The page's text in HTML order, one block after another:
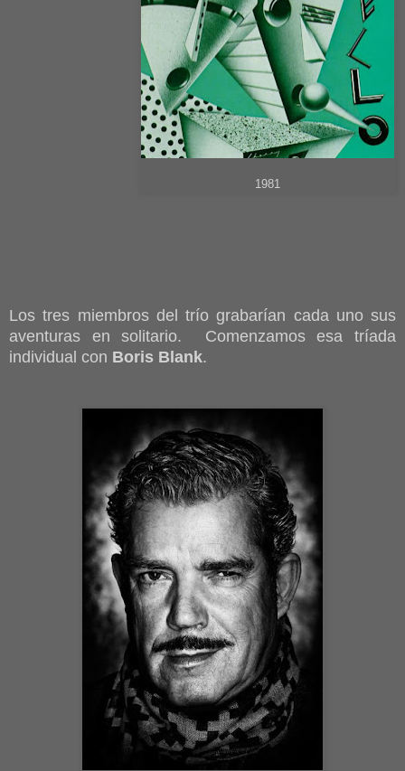
1981
Los tres miembros del trío grabarían cada uno sus
aventuras en solitario. Comenzamos esa tríada
individual con Boris Blank.